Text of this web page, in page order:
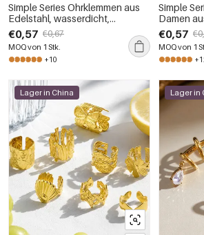
Simple Series Ohrklemmen aus
Edelstahl, wasserdicht,
goldfarben, mit Blumenmuster
und Blattmotiv
€0,57 €0,67
MOQ von 1 Stk.
+10
Simple
Damen
Edelstahl
Goldfarbe
€0,57
MOQ von 1
Lager in China Lager in